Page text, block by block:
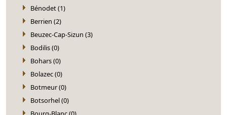
Bénodet (1)
Berrien (2)
Beuzec-Cap-Sizun (3)
Bodilis (0)
Bohars (0)
Bolazec (0)
Botmeur (0)
Botsorhel (0)